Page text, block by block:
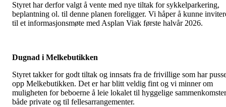
Styret har derfor valgt å vente med nye tiltak for sykkelparkering,
beplantning ol. til denne planen foreligger. Vi håper å kunne
til et informasjonsmøte med Asplan Viak første halvår 2026.
Dugnad i Melkebutikken
Styret takker for godt tiltak og innsats fra de frivillige som har
opp Melkebutikken. Det er har blitt veldig fint og vi minner om
muligheten for beboerne å leie lokalet til hyggelige
både private og til fellesarrangementer.